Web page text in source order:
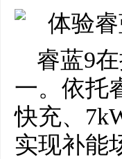
睿蓝9
一。依托
快充、
实现补能